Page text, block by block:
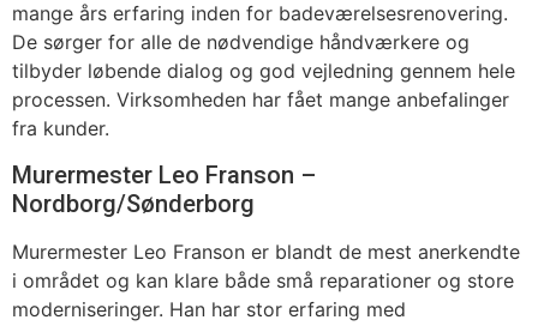
mange års erfaring inden for badeværelsesrenovering.
De sørger for alle de nødvendige håndværkere og
tilbyder løbende dialog og god vejledning gennem hele
processen. Virksomheden har fået mange anbefalinger
fra kunder.
Murermester Leo Franson –
Nordborg/Sønderborg
Murermester Leo Franson er blandt de mest anerkendte
i området og kan klare både små reparationer og store
moderniseringer. Han har stor erfaring med